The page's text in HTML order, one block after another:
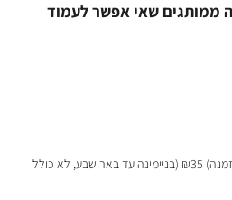
₪35 (בניימינה עד באר שבע, לא כולל
ממותגים שאי אפשר לעמוד